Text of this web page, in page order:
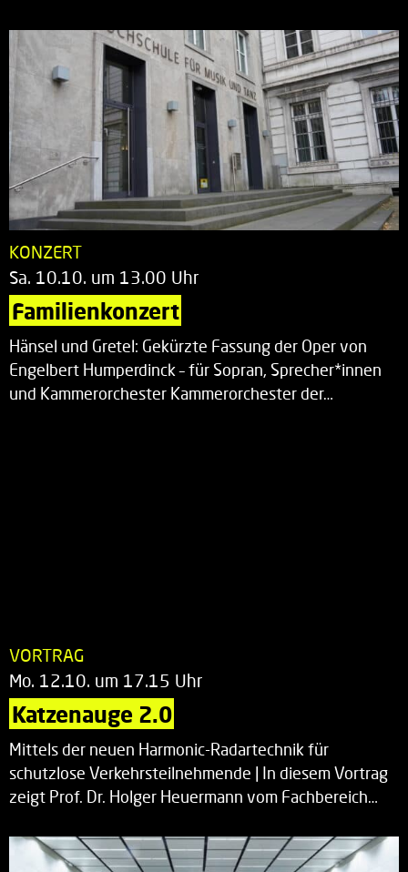
KONZERT
Sa. 10.10. um 13.00 Uhr
Familienkonzert
Hänsel und Gretel: Gekürzte Fassung der Oper von
Engelbert Humperdinck – für Sopran, Sprecher*innen
und Kammerorchester Kammerorchester der…
VORTRAG
Mo. 12.10. um 17.15 Uhr
Katzenauge 2.0
Mittels der neuen Harmonic-Radartechnik für
schutzlose Verkehrsteilnehmende | In diesem Vortrag
zeigt Prof. Dr. Holger Heuermann vom Fachbereich…